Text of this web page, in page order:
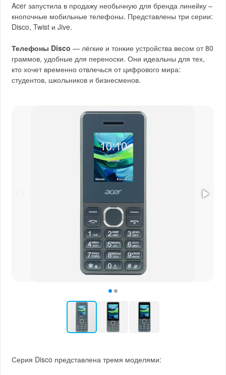
Acer запустила в продажу необычную для бренда линейку –
кнопочные мобильные телефоны. Представлены три серии:
Disco, Twist и Jive.
Телефоны Disco — лёгкие и тонкие устройства весом от 80
граммов, удобные для переноски. Они идеальны для тех,
кто хочет временно отвлечься от цифрового мира:
студентов, школьников и бизнесменов.
Серия Disco представлена тремя моделями: